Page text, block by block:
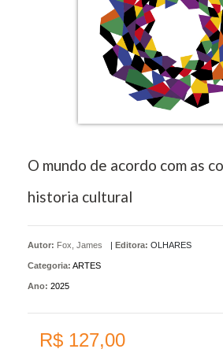
O mundo de acordo com as
historia cultural
Autor: Fox, James | Editora: OLHARES
Categoria: ARTES
Ano: 2025
R$ 127,00